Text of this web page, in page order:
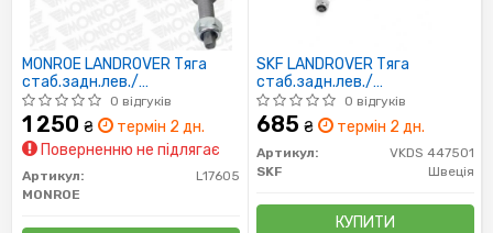
MONROE LANDROVER Тяга
стаб.задн.лев./
прав.Discovery,Range Rover
Sport 04-
0 відгуків
1 250 ₴
термін 2 дн.
Поверненню не підлягає
Артикул:
L17605
MONROE
SKF LANDROVER Тяга
стаб.задн.лев./
прав.Discovery,Range Rover
Sport 04-
0 відгуків
685 ₴ термін 2 дн.
Артикул:
VKDS 447501
SKF
Швеція
КУПИТИ